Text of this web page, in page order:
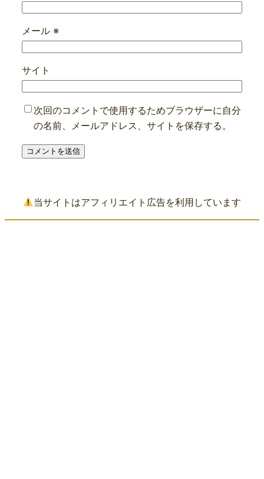
メール ※
サイト
次回のコメントで使用するためブラウザーに自分
の名前、メールアドレス、サイトを保存する。
当サイトはアフィリエイト広告を利用しています